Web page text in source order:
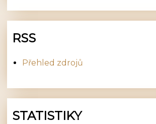
RSS
Přehled zdrojů
STATISTIKY